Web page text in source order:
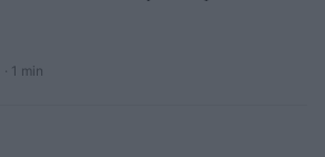
· 1 min